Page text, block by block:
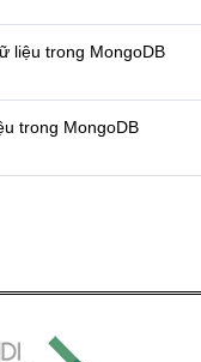
liệu trong MongoDB
trong MongoDB